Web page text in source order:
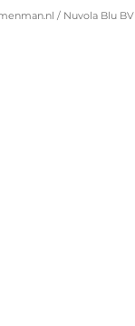
/ Nuvola Blu BV